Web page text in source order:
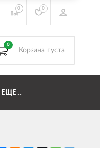
0 0
0
Корзина пуста
ЕЩЕ...